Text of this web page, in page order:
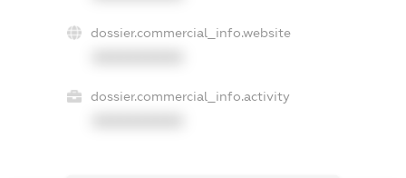
dossier.commercial_info.website
dossier.commercial_info.activity